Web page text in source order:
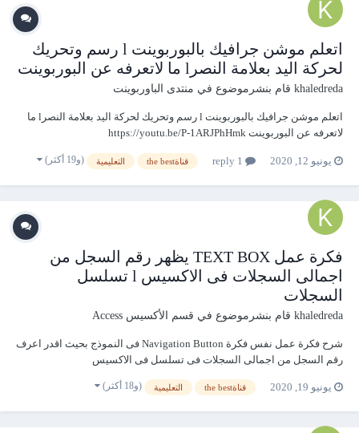
اتعلم موشن جرافيك بالبوربوينت l رسم وتحريك
لحركة اليد بعلامة النصرl ما لاتعرفه عن البوربوينت
khaledreda قام بنشرموضوع في منتدى الباوربوينت
اتعلم موشن جرافيك بالبوربوينت l رسم وتحريك لحركة اليد بعلامة النصرl ما
لاتعرفه عن البوربوينت https://youtu.be/P-1ARJPhHmk
يونيو 12, 2020 قناةthe best التعليمية (و19 أكثر)
فكرة عمل TEXT BOX يظهر رقم السجل من
اجمالى السجلات فى الاكسيس l تسلسل
السجلات
khaledreda قام بنشرموضوع في قسم الأكسيس Access
شرح فكرة عمل نفس فكرة Navigation Button فى النموذج بحيث اقدر اعرف
رقم السجل من اجمالى السجلات فى تسلسل فى الاكسيس
يونيو 19, 2020
قناةthe best التعليمية (و18 أكثر)